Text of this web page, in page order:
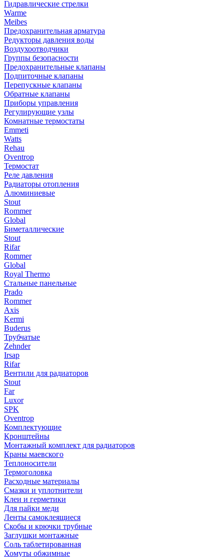
Гидравлические стрелки
Warme
Meibes
Предохранительная арматура
Редукторы давления воды
Воздухоотводчики
Группы безопасности
Предохранительные клапаны
Подпиточные клапаны
Перепускные клапаны
Обратные клапаны
Приборы управления
Регулирующие узлы
Комнатные термостаты
Emmeti
Watts
Rehau
Oventrop
Термостат
Реле давления
Радиаторы отопления
Алюминиевые
Stout
Rommer
Global
Биметаллические
Stout
Rifar
Rommer
Global
Royal Thermo
Стальные панельные
Prado
Rommer
Axis
Kermi
Buderus
Трубчатые
Zehnder
Irsap
Rifar
Вентили для радиаторов
Stout
Far
Luxor
SPK
Oventrop
Комплектующие
Кронштейны
Монтажный комплект для радиаторов
Краны маевского
Теплоносители
Термоголовка
Расходные материалы
Смазки и уплотнители
Клеи и герметики
Для пайки меди
Ленты самоклеящиеся
Скобы и крючки трубные
Заглушки монтажные
Соль таблетированная
Хомуты обжимные